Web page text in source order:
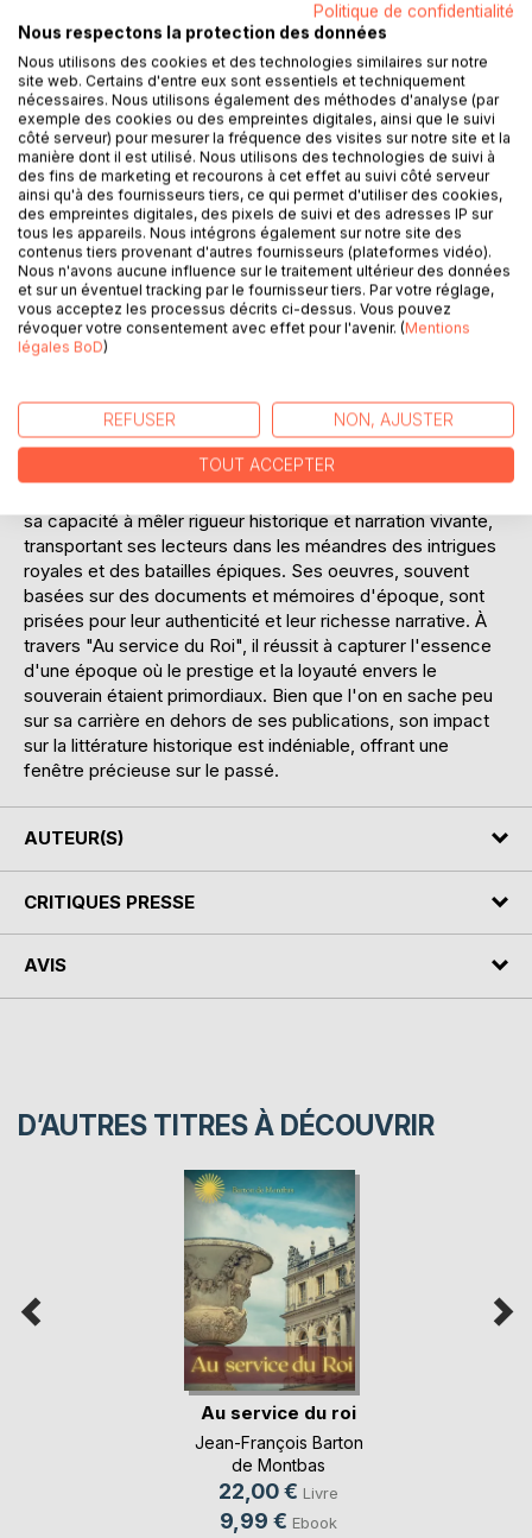
détaillé sur les campagnes militaires, les intrigues de la
cour et les défis quotidiens auxquels un officier devait faire
face. Le récit, riche en détails historiques, dépeint non
seulement les batailles mais aussi les relations complexes
entre les officiers et la noblesse. Les mémoires révèlent
également les aspirations personnelles et les dilemmes
moraux d'un homme dévoué à son roi. Ce livre est une
ressource précieuse pour quiconque s'intéresse à
l'histoire militaire ou à la période de Louis XIV, offrant une
perspective unique sur les coulisses du pouvoir et la vie
militaire sous l'un des monarques les plus emblématiques
de France.
L'AUTEUR :
contributions à la littérature historique se concentrent sur
l'époque de Louis XIV. Bien que peu de détails soient
disponibles sur sa vie personnelle, ses écrits témoignent
d'une connaissance approfondie de l'histoire militaire et de
sa capacité à mêler rigueur historique et narration vivante,
transportant ses lecteurs dans les méandres des intrigues
royales et des batailles épiques. Ses oeuvres, souvent
basées sur des documents et mémoires d'époque, sont
prisées pour leur authenticité et leur richesse narrative. À
travers "Au service du Roi", il réussit à capturer l'essence
d'une époque où le prestige et la loyauté envers le
souverain étaient primordiaux. Bien que l'on en sache peu
sur sa carrière en dehors de ses publications, son impact
sur la littérature historique est indéniable, offrant une
fenêtre précieuse sur le passé.
AUTEUR(S)
CRITIQUES PRESSE
AVIS
D’AUTRES TITRES À DÉCOUVRIR
Au service du roi
Jean-François Barton
de Montbas
22,00 € Livre
9,99 € Ebook
Politique de confidentialité
Nous respectons la protection des données
Nous utilisons des cookies et des technologies similaires sur notre
site web. Certains d'entre eux sont essentiels et techniquement
nécessaires. Nous utilisons également des méthodes d'analyse (par
exemple des cookies ou des empreintes digitales, ainsi que le suivi
côté serveur) pour mesurer la fréquence des visites sur notre site et la
manière dont il est utilisé. Nous utilisons des technologies de suivi à
des fins de marketing et recourons à cet effet au suivi côté serveur
ainsi qu'à des fournisseurs tiers, ce qui permet d'utiliser des cookies,
des empreintes digitales, des pixels de suivi et des adresses IP sur
tous les appareils. Nous intégrons également sur notre site des
contenus tiers provenant d'autres fournisseurs (plateformes vidéo).
Nous n'avons aucune influence sur le traitement ultérieur des données
et sur un éventuel tracking par le fournisseur tiers. Par votre réglage,
vous acceptez les processus décrits ci-dessus. Vous pouvez
révoquer votre consentement avec effet pour l'avenir. (Mentions
légales BoD)
REFUSER NON, AJUSTER
TOUT ACCEPTER